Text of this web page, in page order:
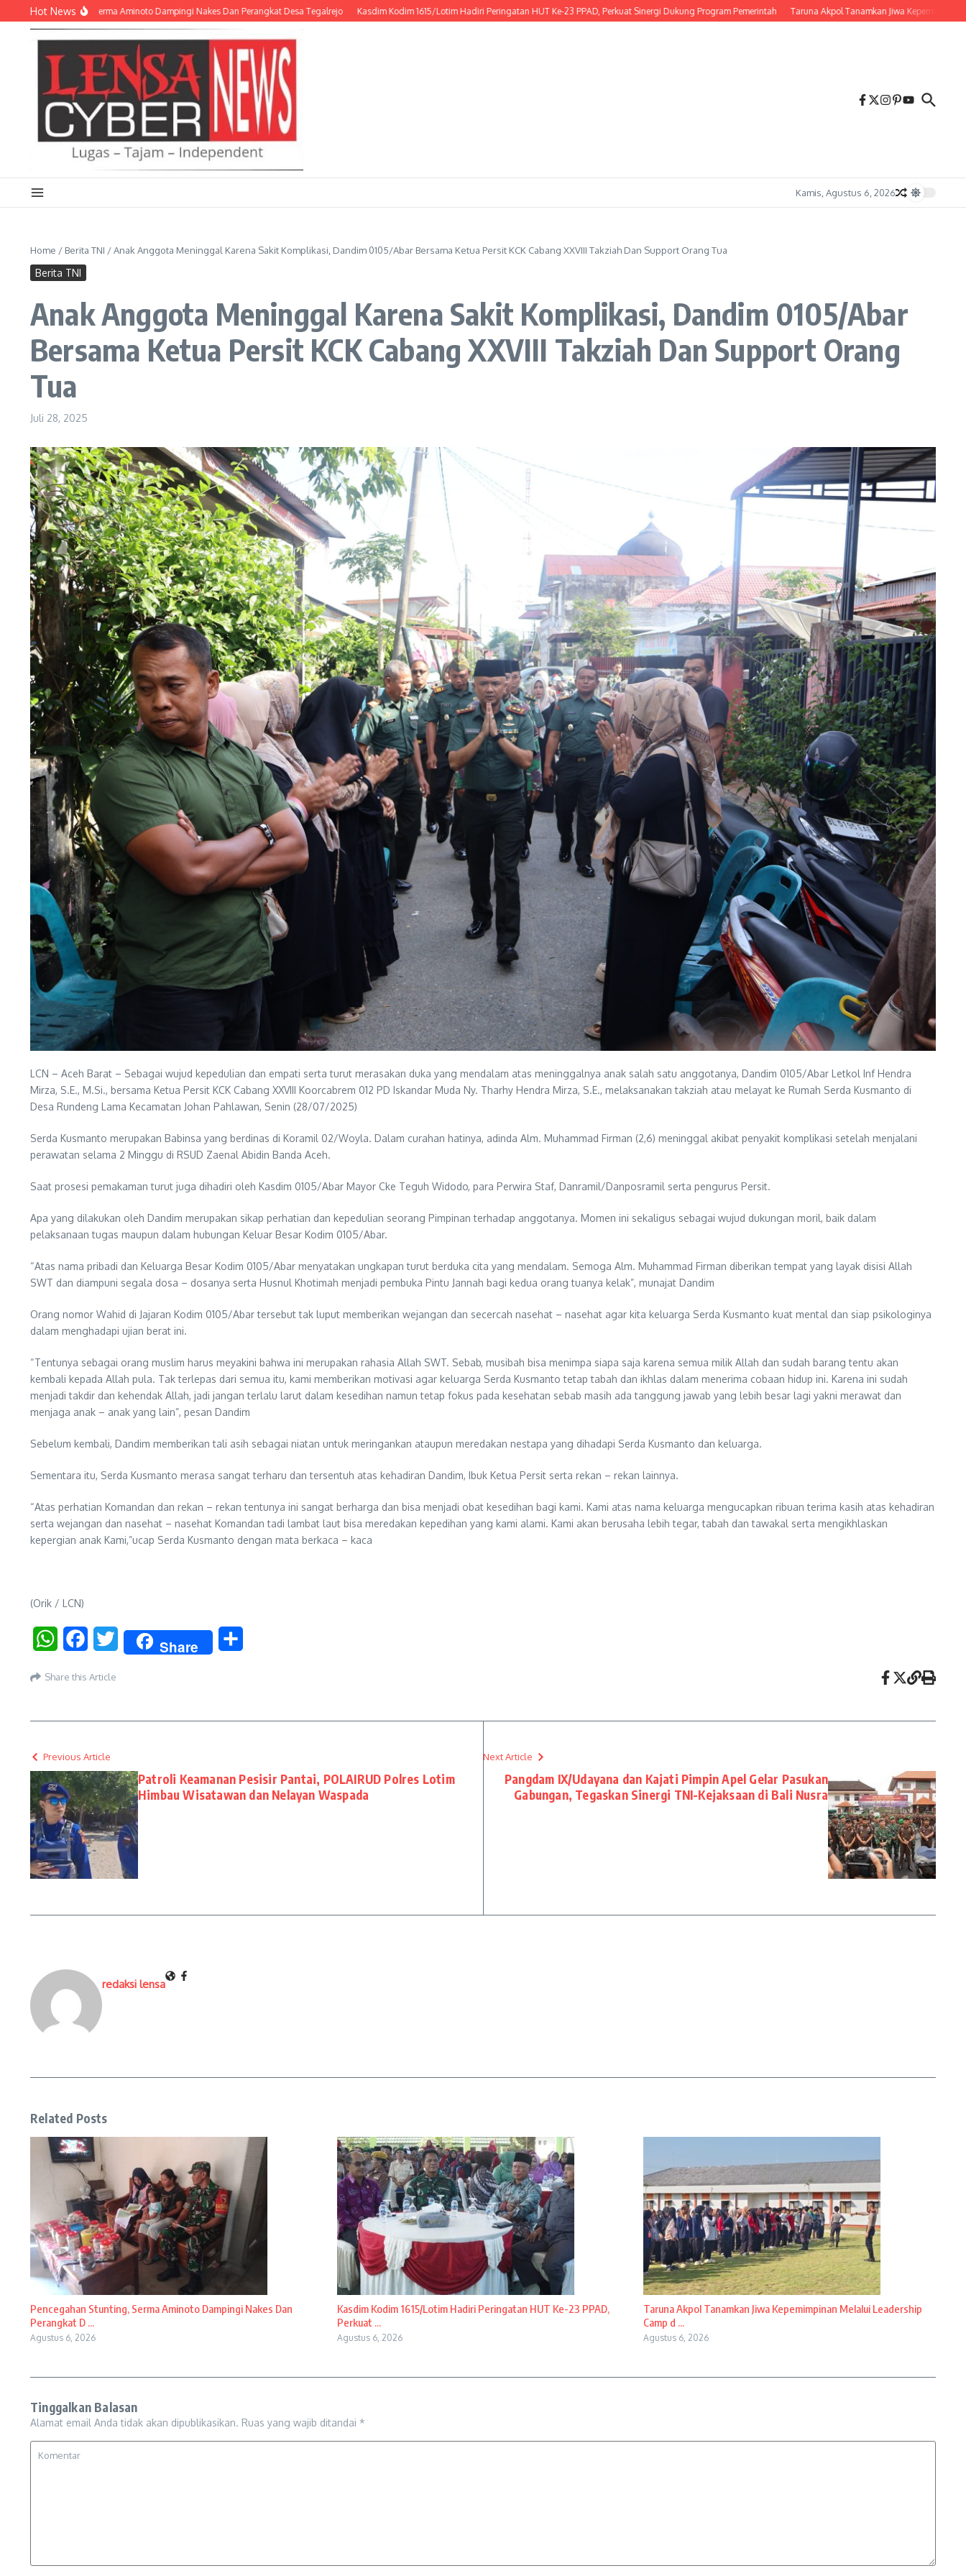
Lewati ke konten
Hot News
Stunting, Serma Aminoto Dampingi Nakes Dan Perangkat Desa Tegalrejo Kasdim Kodim 1615/Lotim Hadiri Peringatan HUT Ke-23 PPAD, Perkuat Sinergi Dukung Program Pemerintah Taruna Akpol Tanamkan Jiwa Kepemimpinan
Kamis, Agustus 6, 2026
Home / Berita TNI /Anak Anggota Meninggal Karena Sakit Komplikasi, Dandim 0105/Abar Bersama Ketua Persit KCK Cabang XXVIII Takziah Dan Support Orang Tua
Berita TNI
Anak Anggota Meninggal Karena Sakit Komplikasi, Dandim 0105/Abar
Bersama Ketua Persit KCK Cabang XXVIII Takziah Dan Support Orang
Tua
Juli 28, 2025
LCN – Aceh Barat – Sebagai wujud kepedulian dan empati serta turut merasakan duka yang mendalam atas meninggalnya anak salah satu anggotanya, Dandim 0105/Abar Letkol Inf Hendra
Mirza, S.E., M.Si., bersama Ketua Persit KCK Cabang XXVIII Koorcabrem 012 PD Iskandar Muda Ny. Tharhy Hendra Mirza, S.E., melaksanakan takziah atau melayat ke Rumah Serda Kusmanto di
Desa Rundeng Lama Kecamatan Johan Pahlawan, Senin (28/07/2025)
Serda Kusmanto merupakan Babinsa yang berdinas di Koramil 02/Woyla. Dalam curahan hatinya, adinda Alm. Muhammad Firman (2,6) meninggal akibat penyakit komplikasi setelah menjalani
perawatan selama 2 Minggu di RSUD Zaenal Abidin Banda Aceh.
Saat prosesi pemakaman turut juga dihadiri oleh Kasdim 0105/Abar Mayor Cke Teguh Widodo, para Perwira Staf, Danramil/Danposramil serta pengurus Persit.
Apa yang dilakukan oleh Dandim merupakan sikap perhatian dan kepedulian seorang Pimpinan terhadap anggotanya. Momen ini sekaligus sebagai wujud dukungan moril, baik dalam
pelaksanaan tugas maupun dalam hubungan Keluar Besar Kodim 0105/Abar.
“Atas nama pribadi dan Keluarga Besar Kodim 0105/Abar menyatakan ungkapan turut berduka cita yang mendalam. Semoga Alm. Muhammad Firman diberikan tempat yang layak disisi Allah
SWT dan diampuni segala dosa – dosanya serta Husnul Khotimah menjadi pembuka Pintu Jannah bagi kedua orang tuanya kelak”, munajat Dandim
Orang nomor Wahid di Jajaran Kodim 0105/Abar tersebut tak luput memberikan wejangan dan secercah nasehat – nasehat agar kita keluarga Serda Kusmanto kuat mental dan siap psikologinya
dalam menghadapi ujian berat ini.
“Tentunya sebagai orang muslim harus meyakini bahwa ini merupakan rahasia Allah SWT. Sebab, musibah bisa menimpa siapa saja karena semua milik Allah dan sudah barang tentu akan
kembali kepada Allah pula. Tak terlepas dari semua itu, kami memberikan motivasi agar keluarga Serda Kusmanto tetap tabah dan ikhlas dalam menerima cobaan hidup ini. Karena ini sudah
menjadi takdir dan kehendak Allah, jadi jangan terlalu larut dalam kesedihan namun tetap fokus pada kesehatan sebab masih ada tanggung jawab yang lebih besar lagi yakni merawat dan
menjaga anak – anak yang lain”, pesan Dandim
Sebelum kembali, Dandim memberikan tali asih sebagai niatan untuk meringankan ataupun meredakan nestapa yang dihadapi Serda Kusmanto dan keluarga.
Sementara itu, Serda Kusmanto merasa sangat terharu dan tersentuh atas kehadiran Dandim, Ibuk Ketua Persit serta rekan – rekan lainnya.
“Atas perhatian Komandan dan rekan – rekan tentunya ini sangat berharga dan bisa menjadi obat kesedihan bagi kami. Kami atas nama keluarga mengucapkan ribuan terima kasih atas kehadiran
serta wejangan dan nasehat – nasehat Komandan tadi lambat laut bisa meredakan kepedihan yang kami alami. Kami akan berusaha lebih tegar, tabah dan tawakal serta mengikhlaskan
kepergian anak Kami,”ucap Serda Kusmanto dengan mata berkaca – kaca
(Orik / LCN)
WhatsAppFacebookTwitter Share
Share this Article
Previous Article
Patroli Keamanan Pesisir Pantai, POLAIRUD Polres Lotim
Himbau Wisatawan dan Nelayan Waspada
Next Article
Pangdam IX/Udayana dan Kajati Pimpin Apel Gelar Pasukan
Gabungan, Tegaskan Sinergi TNI-Kejaksaan di Bali Nusra
redaksi lensa
Related Posts
Pencegahan Stunting, Serma Aminoto Dampingi Nakes Dan
Perangkat D ...
Agustus 6, 2026
Kasdim Kodim 1615/Lotim Hadiri Peringatan HUT Ke-23 PPAD,
Perkuat ...
Agustus 6, 2026
Taruna Akpol Tanamkan Jiwa Kepemimpinan Melalui Leadership
Camp d ...
Agustus 6, 2026
Tinggalkan Balasan
Alamat email Anda tidak akan dipublikasikan. Ruas yang wajib ditandai *